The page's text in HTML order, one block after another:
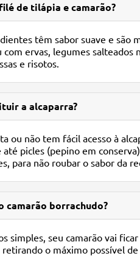
de tilápia e camarão?
têm sabor suave e são
com ervas, legumes
e risotos.
a alcaparra?
ou não tem fácil acesso à
até picles (pepino em
para não roubar o sabor da
camarão borrachudo?
simples, seu camarão vai
retirando o máximo possível